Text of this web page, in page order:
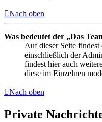
Nach oben
Was bedeutet der „Das
Auf dieser Seite
einschließlich der
findest hier auch
diese im Einzelnen
Nach oben
Private